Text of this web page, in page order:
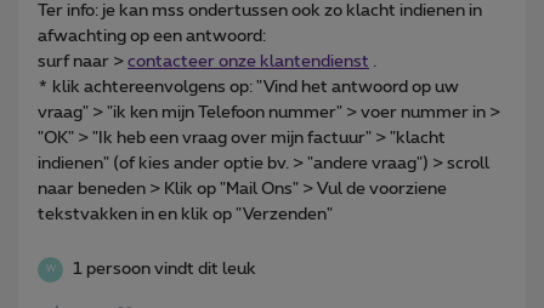
Ter info: je kan mss ondertussen ook zo klacht indienen in
afwachting op een antwoord:
surf naar > contacteer onze klantendienst
* klik achtereenvolgens op: "Vind het antwoord op uw
vraag" > "ik ken mijn Telefoon nummer" > voer nummer in >
"OK" > "Ik heb een vraag over mijn factuur" > "klacht
indienen" (of kies ander optie bv. > "andere vraag") > scroll
naar beneden > Klik op "Mail Ons" > Vul de voorziene
tekstvakken in en klik op "Verzenden"
W 1 persoon vindt dit leuk